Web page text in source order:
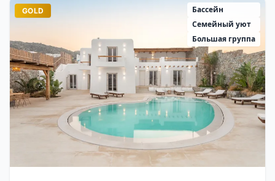
GOLD
Бассейн
Семейный уют
Большая группа